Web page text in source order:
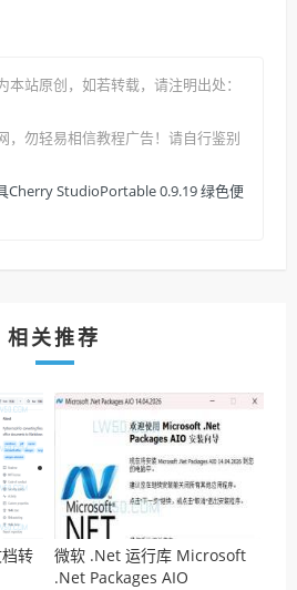
本站原创 ，如若转载，请注明出处：
，勿轻易相信教程广告！请自行鉴别
Cherry StudioPortable 0.9.19 绿色便
相关推荐
转
微软 .Net 运行库 Microsoft
.Net Packages AIO